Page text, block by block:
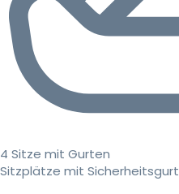
4 Sitze mit Gurten
Sitzplätze mit Sicherheitsgurt